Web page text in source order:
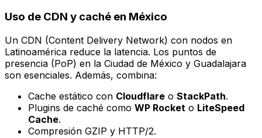
Uso de CDN y caché en México
Un CDN (Content Delivery Network) con nodos en
Latinoamérica reduce la latencia. Los puntos de
presencia (PoP) en la Ciudad de México y Guadalajara
son esenciales. Además, combina:
Cache estático con Cloudflare o StackPath.
Plugins de caché como WP Rocket o LiteSpeed
Cache.
Compresión GZIP y HTTP/2.